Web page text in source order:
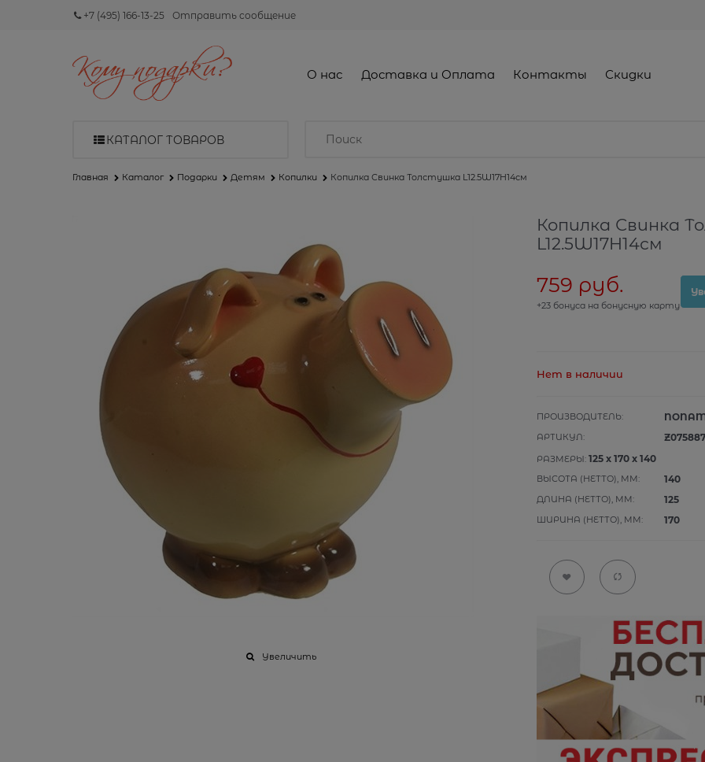
+7 (495) 166-13-25 Отправить сообщение
О нас Доставка и Оплата Контакты Скидки
КАТАЛОГ ТОВАРОВ
Главная Каталог Подарки Детям Копилки Копилка Свинка Толстушка L12.5W17H14см
Увеличить
Копилка Свинка
L12.5W17H14см
759 руб.
+23 бонуса на бонусную карту
Нет в наличии
ПРОИЗВОДИТЕЛЬ:
АРТИКУЛ: Z075887
РАЗМЕРЫ: 125 x 170 x 140
ВЫСОТА (НЕТТО), ММ: 140
ДЛИНА (НЕТТО), ММ: 125
ШИРИНА (НЕТТО), ММ: 170